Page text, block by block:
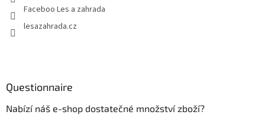
Faceboo Les a zahrada
lesazahrada.cz
Questionnaire
Nabízí náš e-shop dostatečné množství zboží?